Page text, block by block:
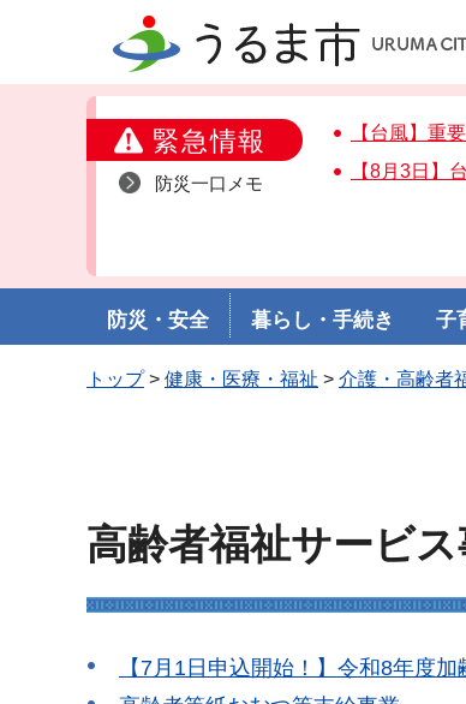
うるま市
緊急情報
防災一口メモ
【台風】重
【8月3日】
防災・安全 暮らし・手続き 子
トップ> 健康・医療・福祉 > 介護・高齢者
高齢者福祉サービ
【7月1日申込開始！】令和8年度